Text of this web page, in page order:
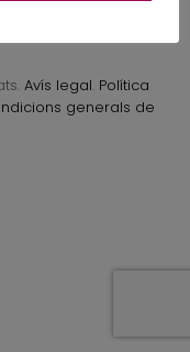
Avís legal. Política
generals de